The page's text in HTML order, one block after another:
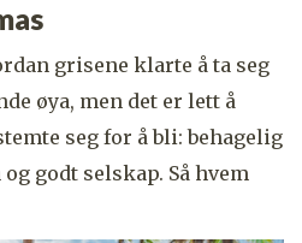
grisene klarte å ta seg
øya, men det er lett å
seg for å bli: behagelig
godt selskap. Så hvem